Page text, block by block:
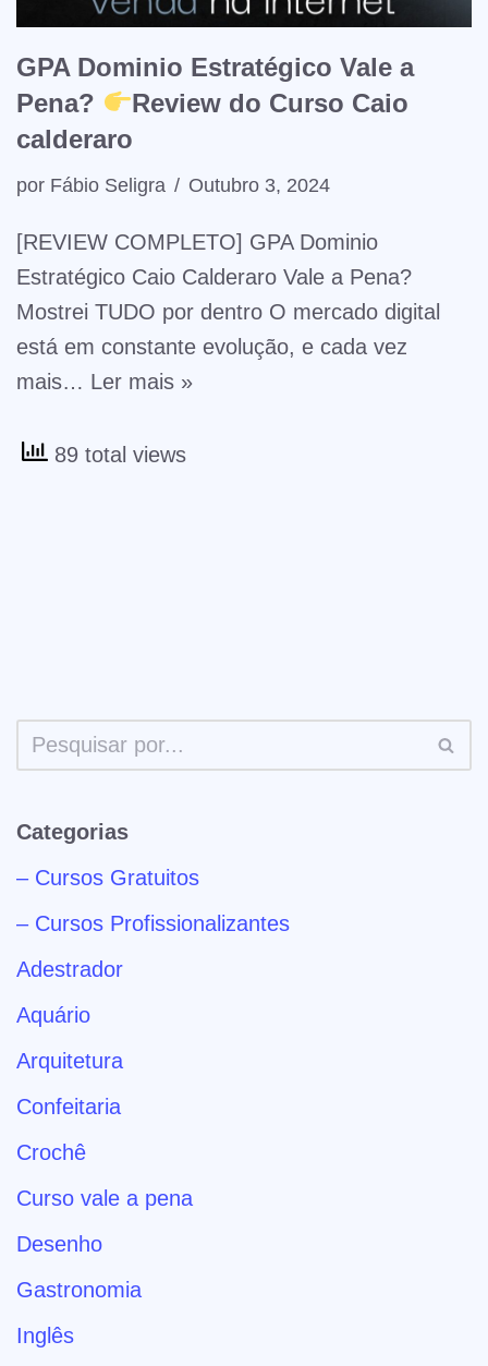
GPA Dominio Estratégico Vale a
Pena?
Review do Curso Caio
calderaro
por Fábio Seligra Outubro 3, 2024
[REVIEW COMPLETO] GPA Dominio
Estratégico Caio Calderaro Vale a Pena?
Mostrei TUDO por dentro O mercado digital
está em constante evolução, e cada vez
mais… Ler mais »
89 total views
Categorias
– Cursos Gratuitos
– Cursos Profissionalizantes
Adestrador
Aquário
Arquitetura
Confeitaria
Crochê
Curso vale a pena
Desenho
Gastronomia
Inglês